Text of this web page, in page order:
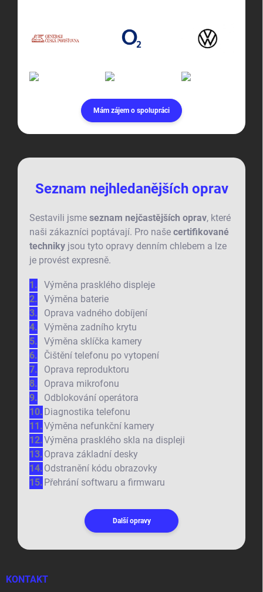
Mám zájem o spolupráci
Seznam nejhledanějších oprav
Sestavili jsme seznam nejčastějších oprav, které
naši zákazníci poptávají. Pro naše certifikované
techniky jsou tyto opravy denním chlebem a lze
je provést expresně.
Výměna prasklého displeje
Výměna baterie
Oprava vadného dobíjení
Výměna zadního krytu
Výměna sklíčka kamery
Čištění telefonu po vytopení
Oprava reproduktoru
Oprava mikrofonu
Odblokování operátora
Diagnostika telefonu
Výměna nefunkční kamery
Výměna prasklého skla na displeji
Oprava základní desky
Odstranění kódu obrazovky
Přehrání softwaru a firmwaru
Další opravy
KONTAKT